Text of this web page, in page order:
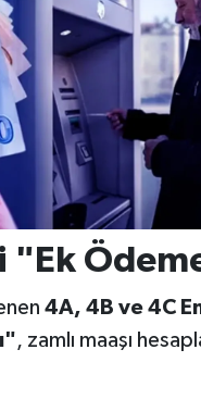
4A, 4B ve 4C
, zamlı maaşı